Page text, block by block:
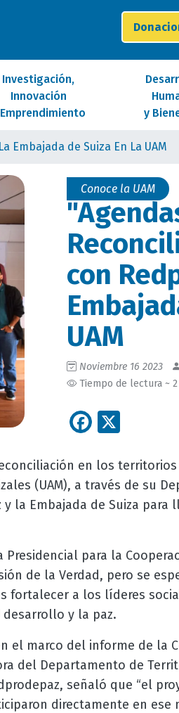
Investigación,
Innovación
y
Embajada de Suiza En La UAM
Conoce la UAM
con
UAM
Noviembre 16 2023
Tiempo de lectura ~
Facebook
en los
(UAM), a través de su
la Embajada de Suiza
para la
de la Verdad, pero se
fortalecer a los líderes
y la paz.
el marco del informe de la
del Departamento de
señaló que “el
directamente en ese